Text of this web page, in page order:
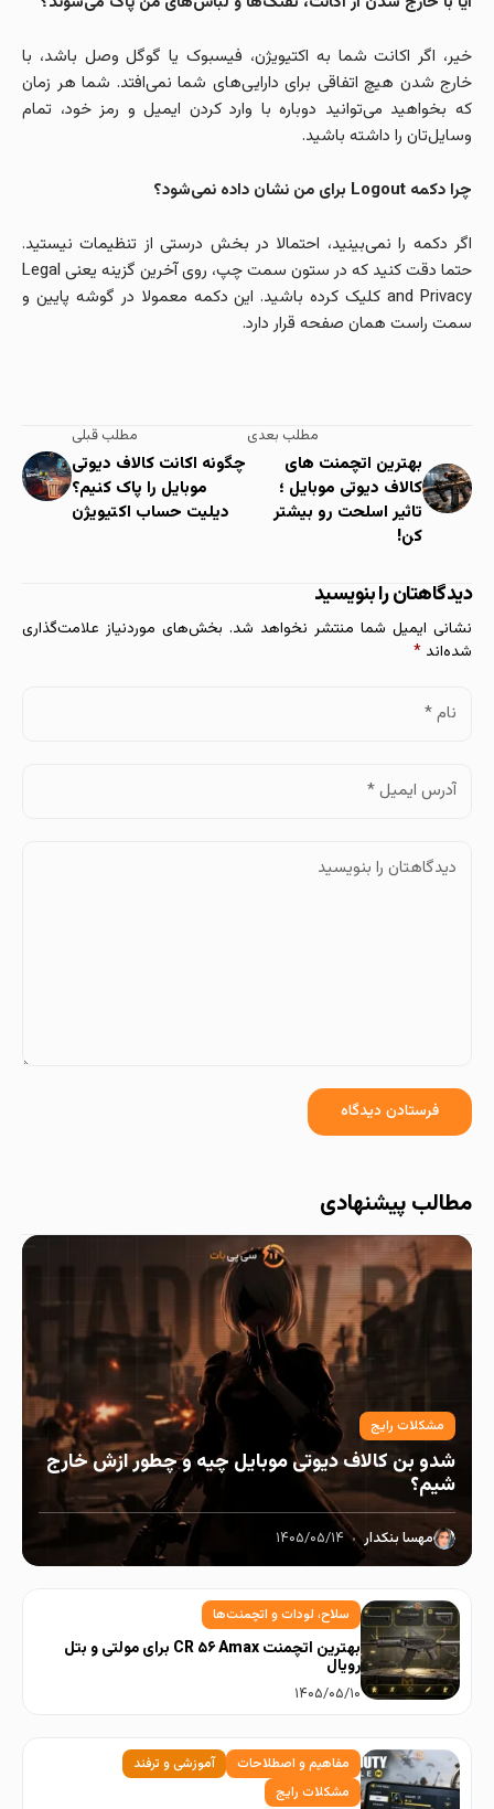
خیر، اگر اکانت شما به اکتیویژن، فیسبوک یا گوگل وصل باشد، با
خارج شدن هیچ اتفاقی برای دارایی‌های شما نمی‌افتد. شما هر زمان
که بخواهید می‌توانید دوباره با وارد کردن ایمیل و رمز خود، تمام
وسایل‌تان را داشته باشید.
چرا دکمه Logout برای من نشان داده نمی‌شود؟
اگر دکمه را نمی‌بینید، احتمالا در بخش درستی از تنظیمات نیستید.
حتما دقت کنید که در ستون سمت چپ، روی آخرین گزینه یعنی Legal
and Privacy کلیک کرده باشید. این دکمه معمولا در گوشه پایین و
سمت راست همان صفحه قرار دارد.
مطلب قبلی
چگونه اکانت کالاف دیوتی
موبایل را پاک کنیم؟
دیلیت حساب اکتیویژن
مطلب بعدی
بهترین اتچمنت های
کالاف دیوتی موبایل ؛
تاثیر اسلحت رو بیشتر
کن!
دیدگاهتان را بنویسید
نشانی ایمیل شما منتشر نخواهد شد. بخش‌های موردنیاز علامت‌گذاری
شده‌اند *
مطالب پیشنهادی
مشکلات رایج
شدو بن کالاف دیوتی موبایل چیه و چطور ازش خارج
شیم؟
مهسا بنکدار ۱۴۰۵/۰۵/۱۴
سلاح، لودات و اتچمنت‌ها
بهترین اتچمنت CR ۵۶ Amax برای مولتی و بتل
رویال
۱۴۰۵/۰۵/۱۰
مفاهیم و اصطلاحات
آموزشی و ترفند
مشکلات رایج